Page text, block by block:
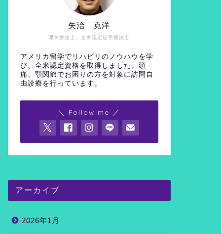
理学療法士、全米認定徒手療法士
矢治 克洋
アメリカ留学でリハビリのノウハウを学
び、全米認定資格を取得しました。頭
痛、顎関節でお困りの方を対象に訪問自
由診療を行っています。
＼ Follow me ／
アーカイブ
2026年1月